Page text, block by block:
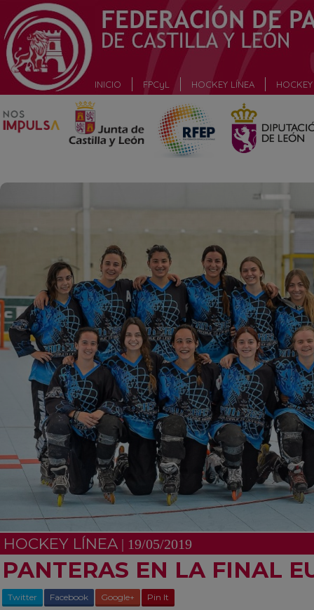
INICIO FPCyL HOCKEY LÍNEA HOCKEY
HOCKEY LÍNEA | 19/05/2019
PANTERAS EN LA FINAL
Twitter Facebook Google+ Pin It